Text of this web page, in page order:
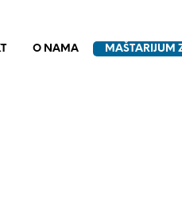
O NAMA MAŠTARIJUM